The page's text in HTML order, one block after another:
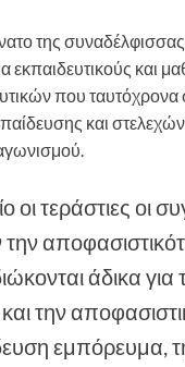
της
εκπαιδευτικούς και
που ταυτόχρονα
και
οι τεράστιες οι
άδικα
την
εμπόρευμα,